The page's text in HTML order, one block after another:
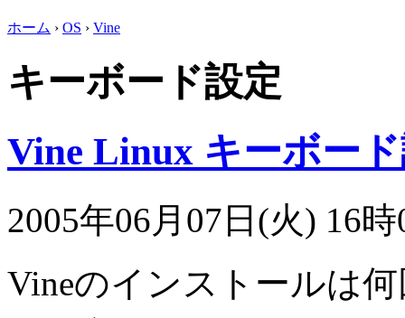
ホーム › OS › Vine
キーボード設定
Vine Linux キーボー
2005年06月07日(火) 16
Vineのインストールは